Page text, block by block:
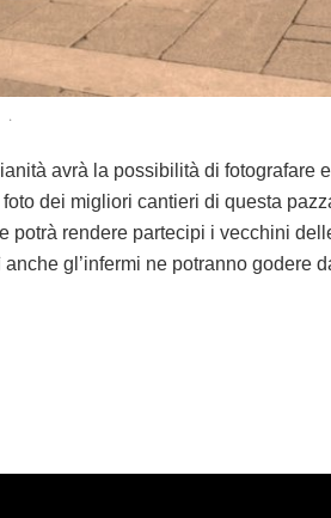
.
avrà la possibilità di fotografare
dei migliori cantieri di questa
e potrà rendere partecipi i vecchini
gl’infermi ne potranno godere